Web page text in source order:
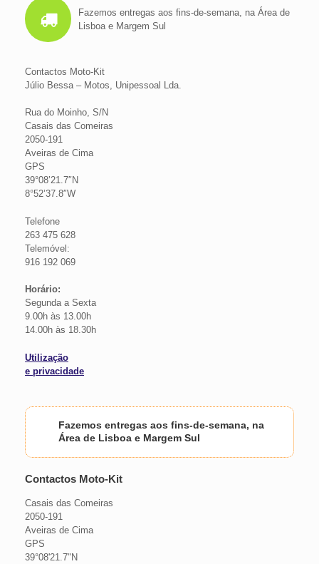
Fazemos entregas aos fins-de-semana, na Área de
Lisboa e Margem Sul
Contactos Moto-Kit
Júlio Bessa – Motos, Unipessoal Lda.
Rua do Moinho, S/N
Casais das Comeiras
2050-191
Aveiras de Cima
GPS
39°08’21.7″N
8°52’37.8″W
Telefone
263 475 628
Telemóvel:
916 192 069
Horário:
Segunda a Sexta
9.00h às 13.00h
14.00h às 18.30h
Utilização
e privacidade
Fazemos entregas aos fins-de-semana, na
Área de Lisboa e Margem Sul
Contactos Moto-Kit
Casais das Comeiras
2050-191
Aveiras de Cima
GPS
39°08'21.7"N